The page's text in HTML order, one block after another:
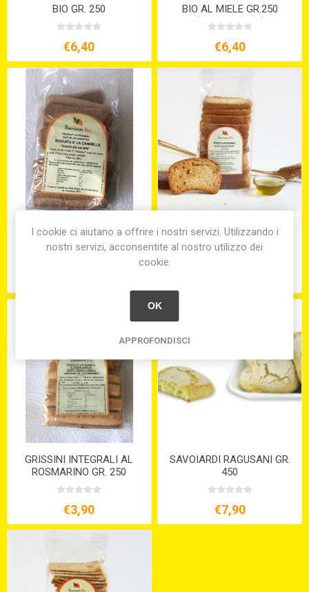
BIO GR. 250
€6,40
BIO AL MIELE GR.250
(VEGETARIANI)
€6,40
BISCOTTI ARTIG.
TRONCHETTI ALLA CANN.
BIO GR.300 VEGANI
FETTE BISCOTTATE GR. 250
GRISSINI INTEGRALI AL
ROSMARINO GR. 250
€3,90
SAVOIARDI RAGUSANI GR.
450
€7,90
I cookie ci aiutano a offrire i nostri servizi. Utilizzando i
nostri servizi, acconsentite al nostro utilizzo dei
cookie.
OK
APPROFONDISCI